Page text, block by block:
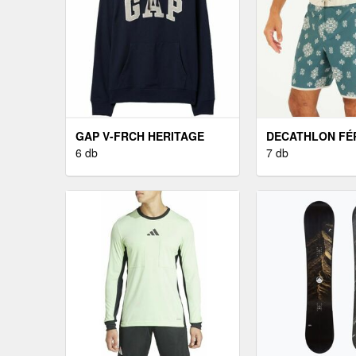
GAP V-FRCH HERITAGE
LOGO FÉRFI PULÓVER,
6 db
DECATHLON
BOARDSHORT,
7 db